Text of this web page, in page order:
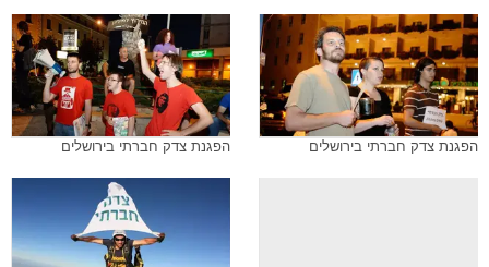
הפגנת צדק חברתי בירושלים הפגנת צדק חברתי בירושלים